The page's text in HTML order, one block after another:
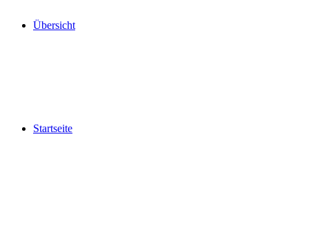
Übersicht
Startseite